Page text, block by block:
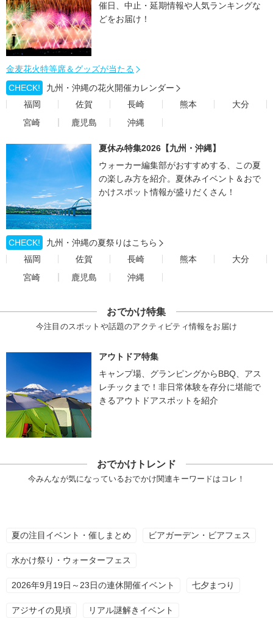
催日、中止・延期情報や人気ランキングな
どをお届け！
金麦花火特等席＆グッズが当たる
CHECK!
九州・沖縄の花火開催カレンダー
福岡
佐賀 長崎 熊本
大分
宮崎
鹿児島 沖縄
夏休み特集2026【九州・沖縄】
ウォーカー編集部がおすすめする、この夏
の楽しみ方を紹介。夏休みイベント＆おで
かけスポット情報が盛りだくさん！
CHECK!
九州・沖縄の夏祭りはこちら
福岡
佐賀 長崎 熊本
大分
宮崎
鹿児島 沖縄
おでかけ特集
今注目のスポットや話題のアクティビティ情報をお届け
アウトドア特集
キャンプ場、グランピングからBBQ、アス
レチックまで！非日常体験を存分に堪能で
きるアウトドアスポットを紹介
おでかけトレンド
今みんなが気になっているおでかけ関連キーワードはコレ！
夏の注目イベント・催しまとめ ビアガーデン・ビアフェス
水かけ祭り・ウォーターフェス
2026年9月19日～23日の連休開催イベント 七夕まつり
アジサイの見頃 リアル謎解きイベント